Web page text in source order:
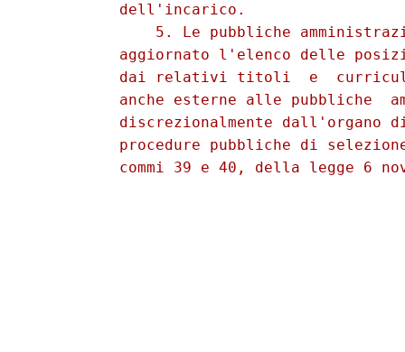
          dell'incarico.
5. Le pubbliche
aggiornato l'elenco delle
dai relativi titoli  e
anche esterne alle pubbliche
discrezionalmente dall'organo
procedure pubbliche di